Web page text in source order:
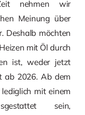
nehmen wir
Meinung über
Deshalb möchten
mit Öl durch
ist, weder jetzt
ab 2026. Ab dem
mit einem
sein,